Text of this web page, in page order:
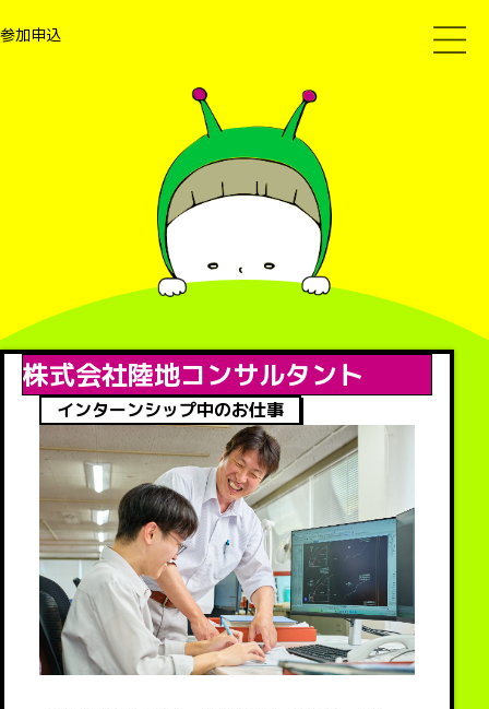
参加申込
株式会社陸地コンサルタント
インターンシップ中のお仕事